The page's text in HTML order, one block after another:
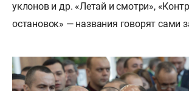
уклонов и др. «Летай и смотри»,
остановок» — названия говорят сами